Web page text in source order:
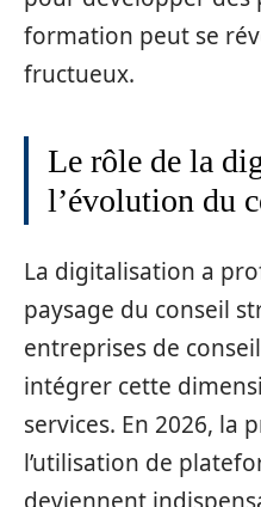
formation peut se
fructueux.
Le rôle de la
l’évolution du
La digitalisation a
paysage du conseil
entreprises de
intégrer cette
services. En 2026, la
l’utilisation de
deviennent